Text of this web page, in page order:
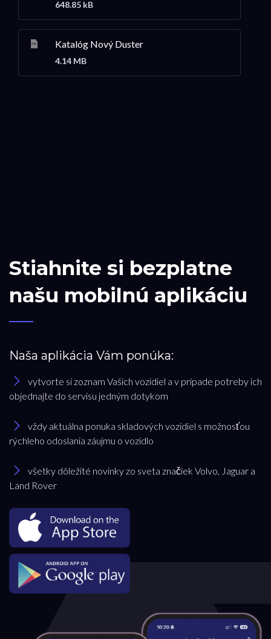
648.85 kB
Katalóg Nový Duster
4.14 MB
Stiahnite si bezplatne
našu mobilnú aplikáciu
Naša aplikácia Vám ponúka:
vytvorte si zoznam Vašich vozidiel a v prípade potreby ich
objednajte do servisu jedným dotykom
vždy aktuálna ponuka skladových vozidiel s možnosťou
rýchleho odoslania záujmu o vozidlo
všetky dôležité novinky zo sveta značiek Volvo, Jaguar a
Land Rover